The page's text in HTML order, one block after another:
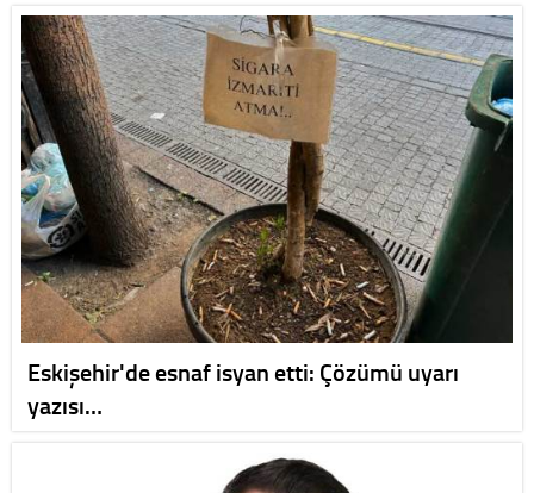
Eskişehir'de esnaf isyan etti: Çözümü uyarı
yazısı…